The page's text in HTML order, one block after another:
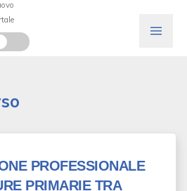
PROFESSIONALE
PRIMARIE TRA